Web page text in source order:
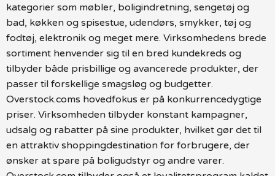
kategorier som møbler, boligindretning, sengetøj og
bad, køkken og spisestue, udendørs, smykker, tøj og
fodtøj, elektronik og meget mere. Virksomhedens brede
sortiment henvender sig til en bred kundekreds og
tilbyder både prisbillige og avancerede produkter, der
passer til forskellige smagsløg og budgetter.
Overstock.coms hovedfokus er på konkurrencedygtige
priser. Virksomheden tilbyder konstant kampagner,
udsalg og rabatter på sine produkter, hvilket gør det til
en attraktiv shoppingdestination for forbrugere, der
ønsker at spare på boligudstyr og andre varer.